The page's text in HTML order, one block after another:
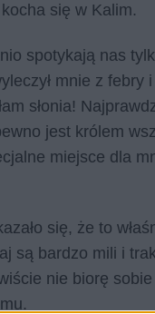
się w Kalim.
spotykają nas
mnie z febry
słonia!
jest królem
miejsce dla
się, że to
są bardzo mili i
nie biorę